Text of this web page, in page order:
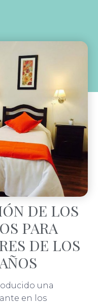
DE LOS
PARA
DE LOS
una
en los